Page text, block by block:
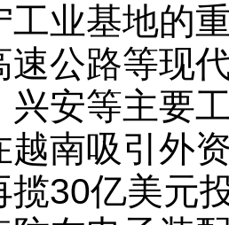
工业基地的
速公路等现
兴安等主要
越南吸引外
揽30亿美元